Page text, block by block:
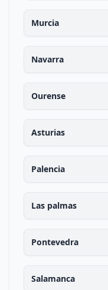
Murcia
Navarra
Ourense
Asturias
Palencia
Las palmas
Pontevedra
Salamanca